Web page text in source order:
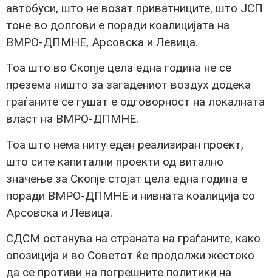
автобуси, што не возат приватниците, што ЈСП
тоне во долгови е поради коалицијата на
ВМРО-ДПМНЕ, Арсовска и Левица.
Тоа што во Скопје цела една година не се
презема ништо за загадениот воздух додека
граѓаните се гушат е одговорност на локалната
власт на ВМРО-ДПМНЕ.
Тоа што нема ниту еден реализиран проект,
што сите капитални проекти од витално
значење за Скопје стојат цела една година е
поради ВМРО-ДПМНЕ и нивната коалиција со
Арсовска и Левица.
СДСМ останува на страната на граѓаните, како
опозиција и во Советот ќе продолжи жестоко
да се противи на погрешните политики на